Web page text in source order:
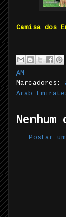
Camisa dos
AM
Marcadores:
Arab
Postar